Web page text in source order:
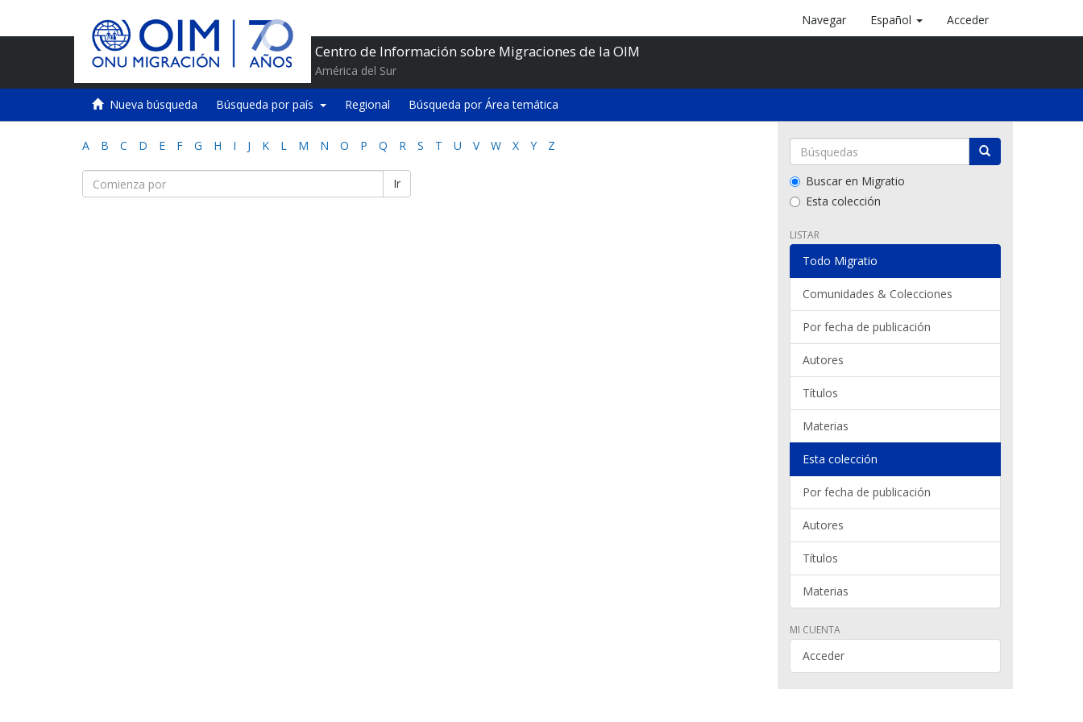
Centro de Información sobre Migraciones de la OIM
América del Sur
Navegar Español Acceder
Nueva búsqueda Búsqueda por país Regional Búsqueda por Área temática
A B C D E F G H I J K L M N O P Q R S T U V W X Y Z
Ir
Buscar en Migratio
Esta colección
LISTAR
Todo Migratio
Comunidades & Colecciones
Por fecha de publicación
Autores
Títulos
Materias
Esta colección
Por fecha de publicación
Autores
Títulos
Materias
MI CUENTA
Acceder